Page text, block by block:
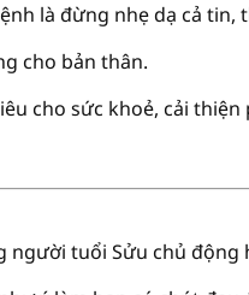
là đừng nhẹ dạ cả tin,
cho bản thân.
cho sức khoẻ, cải
người tuổi Sửu chủ